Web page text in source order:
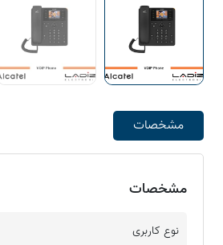
مشخصات
مشخصات
نوع کاربری